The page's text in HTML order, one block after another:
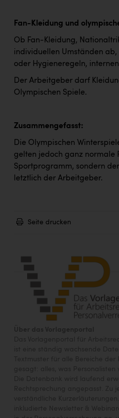
Fan-Kleidung und
Ob Fan-Kleidung,
individuellen Umständen ab,
oder Hygieneregeln,
Der Arbeitgeber darf
Olympischen Spiele.
Zusammengefasst:
Die Olympischen
gelten jedoch ganz normale
Sportprogramm, sondern
letztlich der Arbeitgeber.
Seite drucken